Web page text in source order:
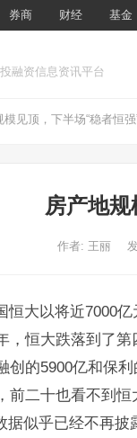
券商 财经 基金
融资信息资讯平台
模见顶，下半场“稳者恒强
房产地
作者: 王丽
恒大以将近7000
，恒大跌落到了
创的5900亿和保利
前二十也看不到
据似乎已经不再